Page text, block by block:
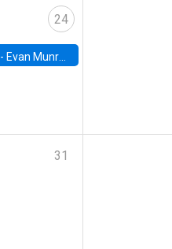
24
Evan Munro, Neyman Visiting Assistant Professor in the Department of Statistics at UC Berkeley
31